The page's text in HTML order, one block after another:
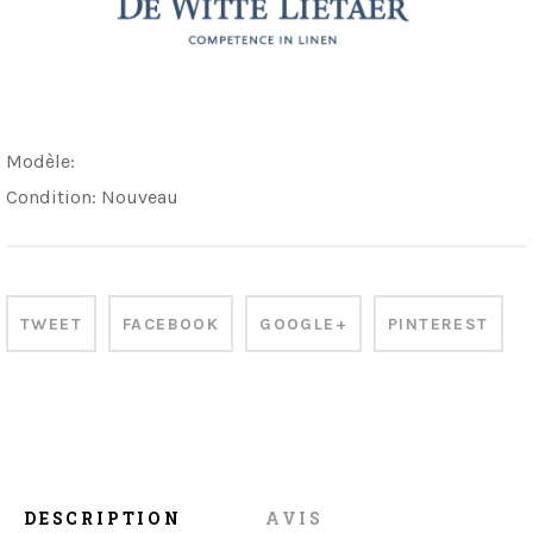
Modèle:
Condition: Nouveau
TWEET FACEBOOK GOOGLE+ PINTEREST
DESCRIPTION AVIS